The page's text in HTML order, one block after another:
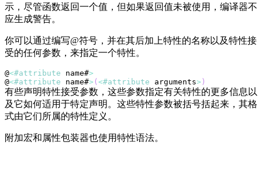
示，尽管函数返回一个值，但如果返回值未被使用，编译器不
应生成警告。
你可以通过编写@符号，并在其后加上特性的名称以及特性接
受的任何参数，来指定一个特性。
@<#attribute name#>
@<#attribute name#> ( <#attribute arguments> )
有些声明特性接受参数，这些参数指定有关特性的更多信息以
及它如何适用于特定声明。这些特性参数被括号括起来，其格
式由它们所属的特性定义。
附加宏和属性包装器也使用特性语法。